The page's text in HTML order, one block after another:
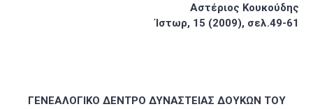
Αστέριος Κουκούδης
Ίστωρ, 15 (2009), σελ.49-61
ΓΕΝΕΑΛΟΓΙΚΟ ΔΕΝΤΡΟ ΔΥΝΑΣΤΕΙΑΣ ΔΟΥΚΩΝ ΤΟΥ